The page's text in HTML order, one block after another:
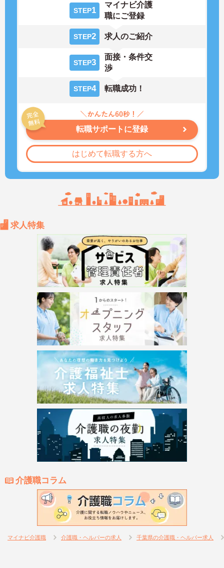
STEP1
マイナビ介護
職にご登録
STEP2 求人のご紹介
STEP3
面接・条件交
渉
STEP4 転職成功！
転職サポートに登録
はじめて転職する方へ
求人特集
介護職コラム
マイナビ介護職 介護職・ヘルパーの求人 千葉県の介護職・ヘルパー求人